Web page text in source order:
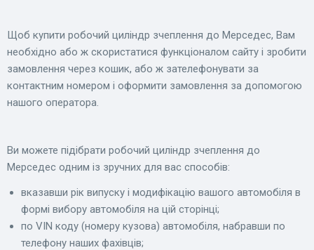
Щоб купити робочий циліндр зчеплення до Мерседес, Вам
необхідно або ж скористатися функціоналом сайту і зробити
замовлення через кошик, або ж зателефонувати за
контактним номером і оформити замовлення за допомогою
нашого оператора.
Ви можете підібрати робочий циліндр зчеплення до
Мерседес одним із зручних для вас способів:
вказавши рік випуску і модифікацію вашого автомобіля в
формі вибору автомобіля на цій сторінці;
по VIN коду (номеру кузова) автомобіля, набравши по
телефону наших фахівців;